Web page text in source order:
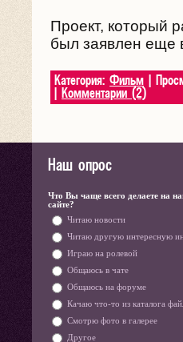
Проект, который
был заявлен еще
Категория: Фильм |
Комментарии (2)
Наш опрос
Что Вы чаще всего делаете на
сайте?
Читаю новости
Читаю другую интересную
Играю на ролевой
Общаюсь в чате
Общаюсь на форуме
Качаю что-то из каталога
Смотрю фото в галерее
Другое